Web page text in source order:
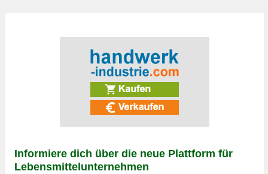
Informiere dich über die neue Plattform für
Lebensmittelunternehmen